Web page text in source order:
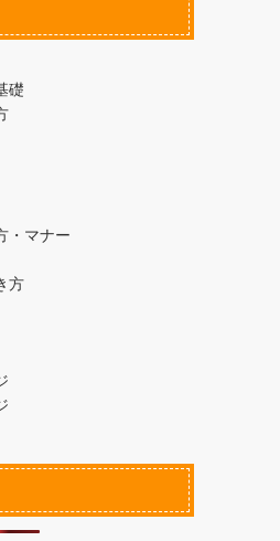
礎
・マナー
方